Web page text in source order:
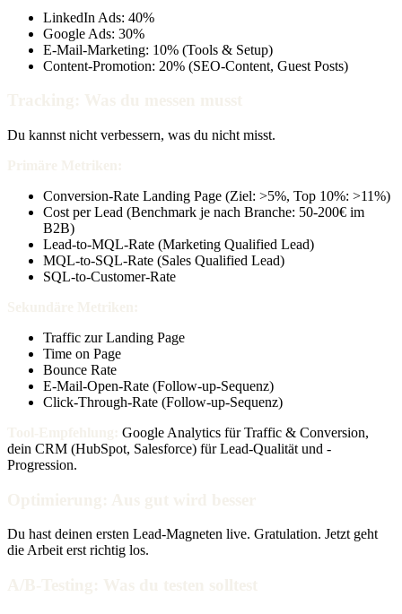
LinkedIn Ads: 40%
Google Ads: 30%
E-Mail-Marketing: 10% (Tools & Setup)
Content-Promotion: 20% (SEO-Content, Guest Posts)
Du kannst nicht verbessern, was du nicht misst.
Conversion-Rate Landing Page (Ziel: >5%, Top 10%: >11%)
Cost per Lead (Benchmark je nach Branche: 50-200€ im
B2B)
Lead-to-MQL-Rate (Marketing Qualified Lead)
MQL-to-SQL-Rate (Sales Qualified Lead)
SQL-to-Customer-Rate
Traffic zur Landing Page
Time on Page
Bounce Rate
E-Mail-Open-Rate (Follow-up-Sequenz)
Click-Through-Rate (Follow-up-Sequenz)
Google Analytics für Traffic & Conversion,
dein CRM (HubSpot, Salesforce) für Lead-Qualität und -
Progression.
Du hast deinen ersten Lead-Magneten live. Gratulation. Jetzt geht
die Arbeit erst richtig los.